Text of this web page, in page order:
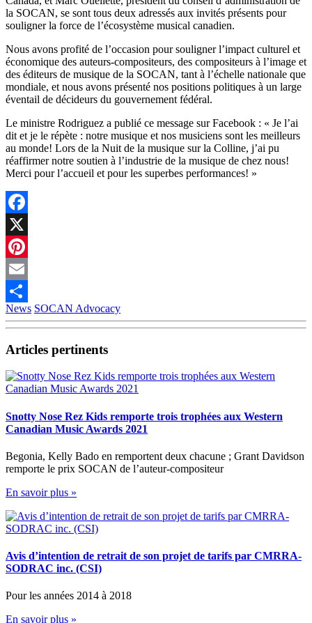
la SOCAN, se sont tous deux adressés aux invités présents pour
souligner la force de l’écosystème musical canadien.
Nous avons profité de l’occasion pour souligner l’impact culturel et
économique des auteurs-compositeurs, des compositeurs à l’image et
des éditeurs de musique de la SOCAN, tant à l’échelle nationale que
mondiale, et nous avons présenté nos positions politiques à un large
éventail de décideurs du gouvernement fédéral.
Le ministre Rodriguez a publié ce message sur Facebook : « Je l’ai
dit et je le répète : notre musique et nos musiciens sont les meilleurs
au monde! Lors de la Nuit de la musique sur la Colline, j’ai pu
réaffirmer notre soutien à l’industrie de la musique de chez nous!
Merci pour l’accueil et pour les superbes performances! »
Facebook
X
Pinterest
Email
Partager
News SOCAN Advocacy
Articles pertinents
Snotty Nose Rez Kids remporte trois trophées aux Western
Canadian Music Awards 2021
Begonia, Kelly Bado en remportent deux chacune ; Grant Davidson
remporte le prix SOCAN de l’auteur-compositeur
En savoir plus »
Avis d’intention de retrait de son projet de tarifs par CMRRA-
SODRAC inc. (CSI)
Pour les années 2014 à 2018
En savoir plus »